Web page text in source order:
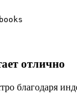
books
отлично
благодаря